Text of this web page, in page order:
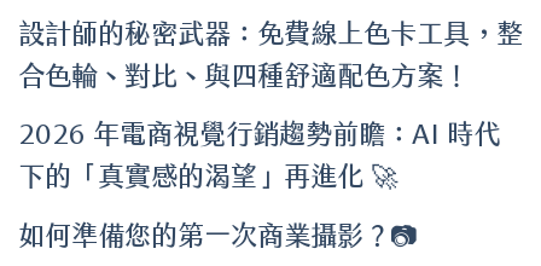
設計師的秘密武器：免費線上色卡工具，整
合色輪、對比、與四種舒適配色方案！
2026 年電商視覺行銷趨勢前瞻：AI 時代
下的「真實感的渴望」再進化 🚀
如何準備您的第一次商業攝影？📷